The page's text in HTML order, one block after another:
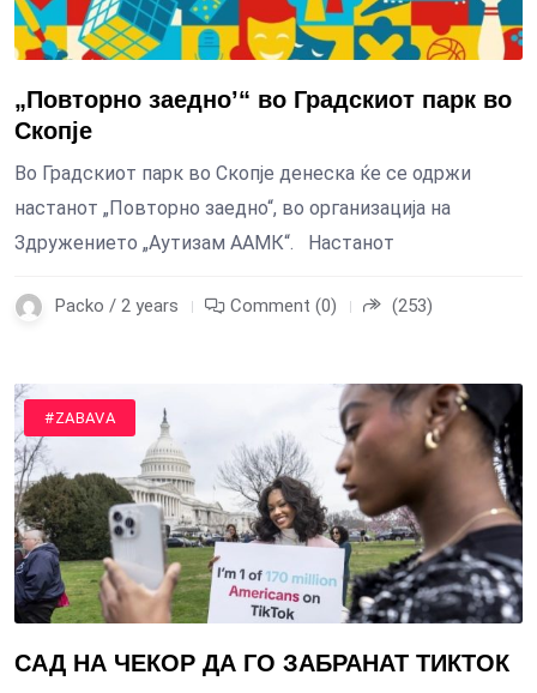
„Повторно заедно’“ во Градскиот парк во
Скопје
Во Градскиот парк во Скопје денеска ќе се одржи
настанот „Повторно заедно“, во организација на
Здружението „Аутизам ААМК“. Настанот
Packo / 2 years Comment (0) (253)
#ZABAVA
САД НА ЧЕКОР ДА ГО ЗАБРАНАТ ТИКТОК